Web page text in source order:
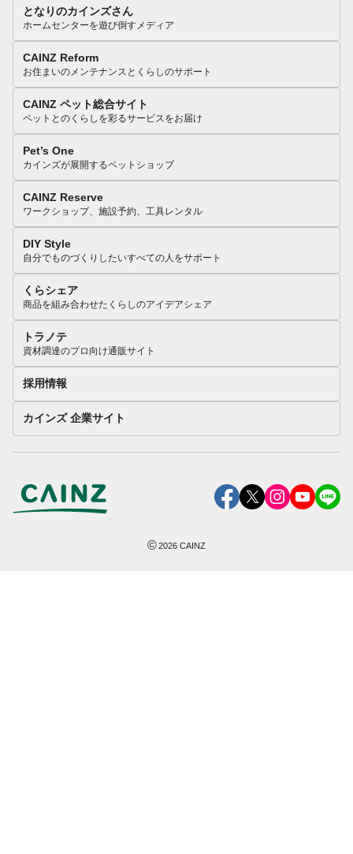
となりのカインズさん
ホームセンターを遊び倒すメディア
CAINZ Reform
お住まいのメンテナンスとくらしのサポート
CAINZ ペット総合サイト
ペットとのくらしを彩るサービスをお届け
Pet’s One
カインズが展開するペットショップ
CAINZ Reserve
ワークショップ、施設予約、工具レンタル
DIY Style
自分でものづくりしたいすべての人をサポート
くらシェア
商品を組み合わせたくらしのアイデアシェア
トラノテ
資材調達のプロ向け通販サイト
採用情報
カインズ 企業サイト
©2026 CAINZ